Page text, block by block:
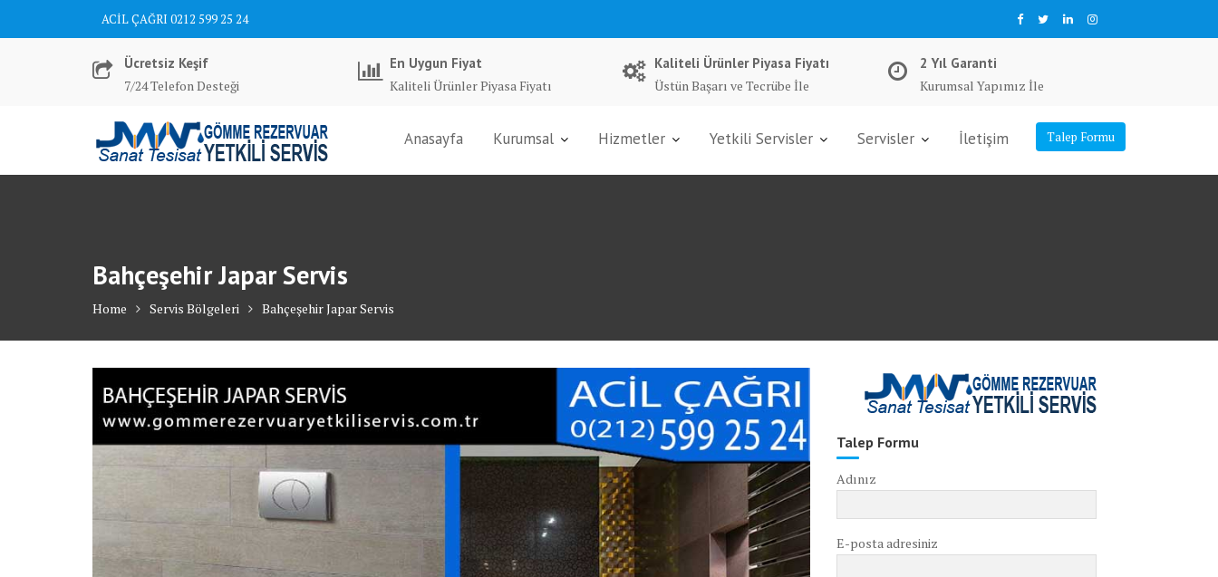
ACİL ÇAĞRI 0212 599 25 24
Ücretsiz Keşif
7/24 Telefon Desteği
En Uygun Fiyat
Kaliteli Ürünler Piyasa Fiyatı
Kaliteli Ürünler Piyasa Fiyatı
Üstün Başarı ve Tecrübe İle
2 Yıl Garanti
Kurumsal Yapımız İle
Talep Formu
Anasayfa Kurumsal Hizmetler Yetkili Servisler Servisler İletişim
Bahçeşehir Japar Servis
Home Servis Bölgeleri Bahçeşehir Japar Servis
Talep Formu
Adınız
E-posta adresiniz